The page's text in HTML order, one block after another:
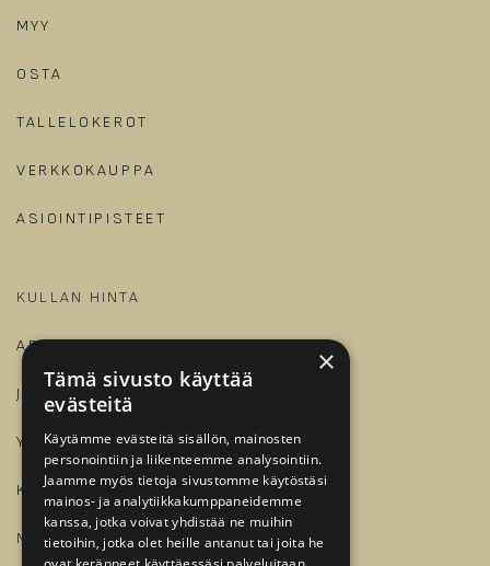
MYY
OSTA
TALLELOKEROT
VERKKOKAUPPA
ASIOINTIPISTEET
KULLAN HINTA
ARTIKKELIT JA OPPAAT
JALONOM
YRITYKSILLE
KIRJAUDU
MEILLE TÖIHIN?​
×
Tämä sivusto käyttää
evästeitä
Käytämme evästeitä sisällön, mainosten
personointiin ja liikenteemme analysointiin.
Jaamme myös tietoja sivustomme käytöstäsi
mainos- ja analytiikkakumppaneidemme
kanssa, jotka voivat yhdistää ne muihin
tietoihin, jotka olet heille antanut tai joita he